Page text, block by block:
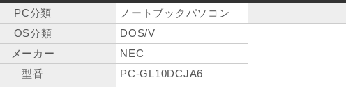
PC分類
ノートブックパソコン
OS分類
DOS/V
メーカー
NEC
型番
PC-GL10DCJA6